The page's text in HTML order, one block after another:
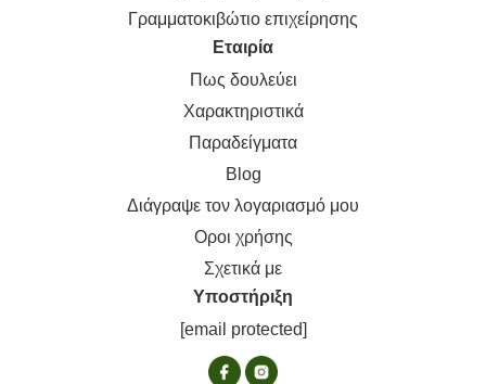
Γραμματοκιβώτιο επιχείρησης
Εταιρία
Πως δουλεύει
Χαρακτηριστικά
Παραδείγματα
Blog
Διάγραψε τον λογαριασμό μου
Οροι χρήσης
Σχετικά με
Υποστήριξη
[email protected]